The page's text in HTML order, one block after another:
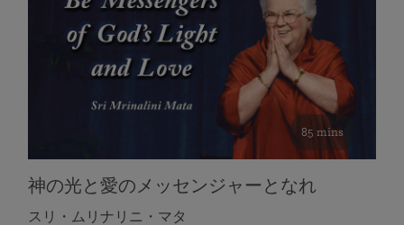
85 mins
神の光と愛のメッセンジャーとなれ
スリ・ムリナリニ・マタ